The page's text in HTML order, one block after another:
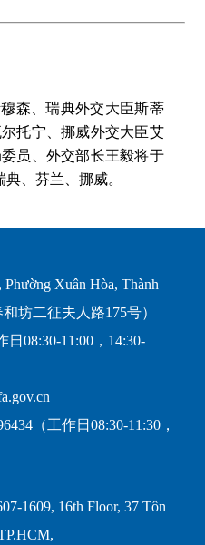
森、瑞典外交大臣斯蒂
托宁、挪威外交大臣艾
员、外交部长王毅将于
、芬兰、挪威。
Xuân Hòa, Thành
坊二征夫人路175号）
08:30-11:00，14:30-
（工作日08:30-11:30，
1609, 16th Floor, 37 Tôn